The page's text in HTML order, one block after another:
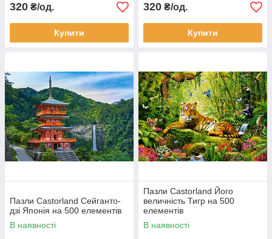
320 ₴/од.
Купити
320 ₴/од.
Купити
Пазли Castorland Сейганто-
дзі Японія на 500 елементів
В наявності
Пазли Castorland Його
величність Тигр на 500
елементів
В наявності